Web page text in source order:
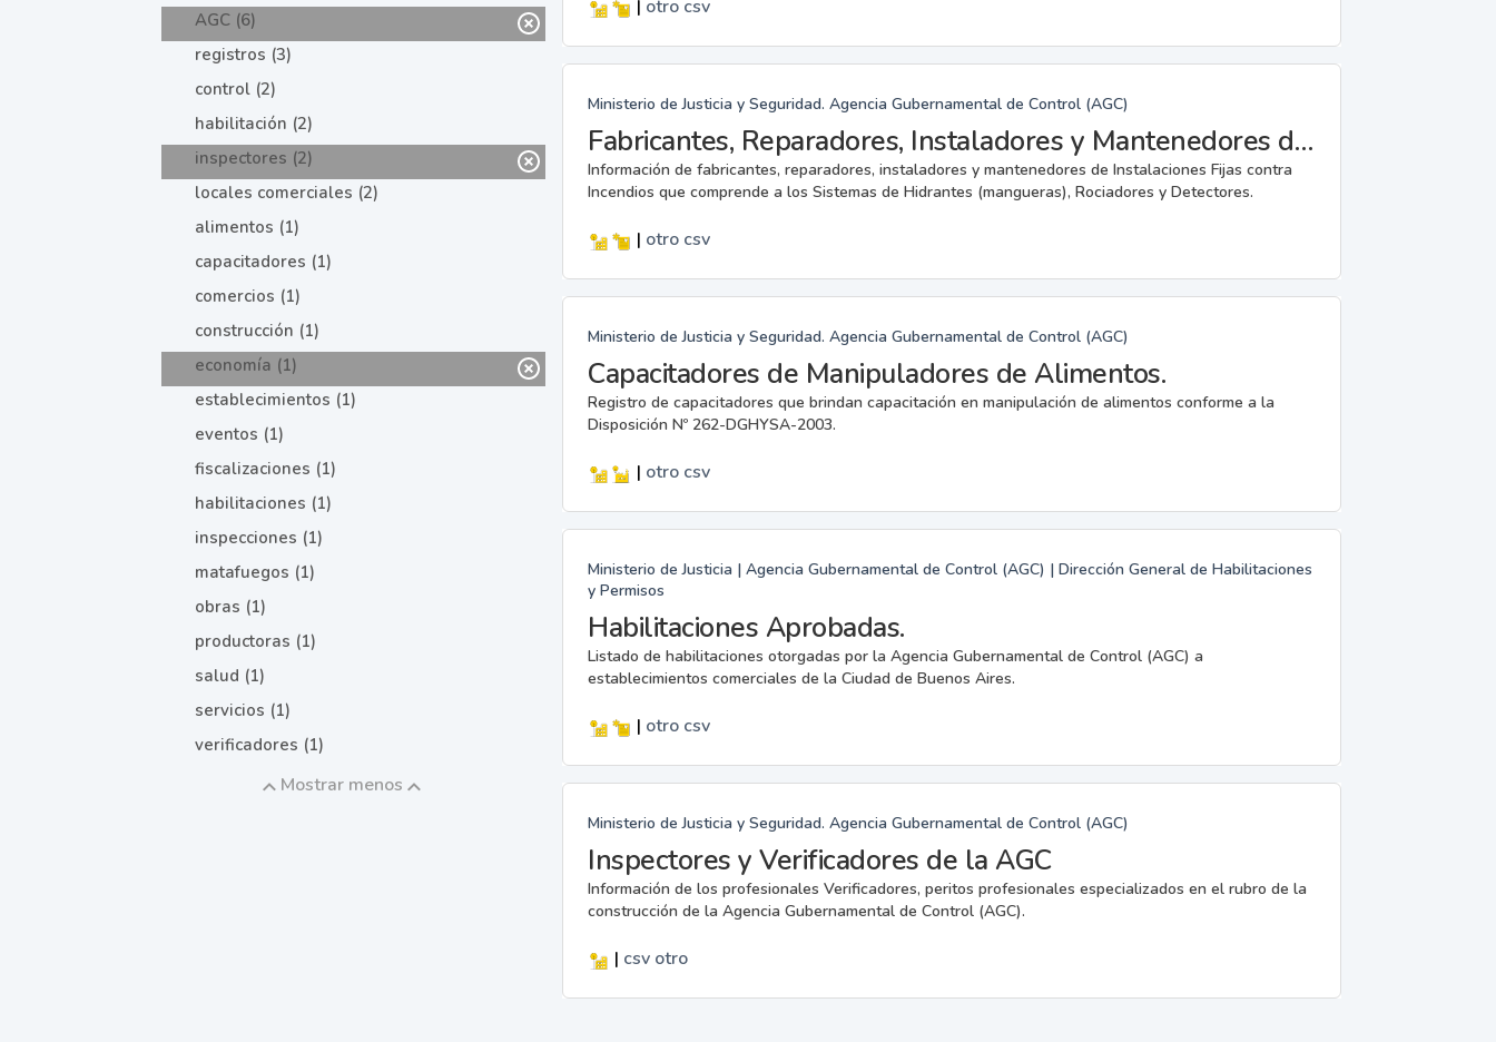
AGC (6)
registros (3)
control (2)
habilitación (2)
inspectores (2)
locales comerciales (2)
alimentos (1)
capacitadores (1)
comercios (1)
construcción (1)
economía (1)
establecimientos (1)
eventos (1)
fiscalizaciones (1)
habilitaciones (1)
inspecciones (1)
matafuegos (1)
obras (1)
productoras (1)
salud (1)
servicios (1)
verificadores (1)
Mostrar menos
| otro csv
Ministerio de Justicia y Seguridad. Agencia Gubernamental de Control (AGC)
Fabricantes, Reparadores, Instaladores y Mantenedores de Instalaciones Fijas contra Incendios.
Información de fabricantes, reparadores, instaladores y mantenedores de Instalaciones Fijas contra
Incendios que comprende a los Sistemas de Hidrantes (mangueras), Rociadores y Detectores.
| otro csv
Ministerio de Justicia y Seguridad. Agencia Gubernamental de Control (AGC)
Capacitadores de Manipuladores de Alimentos.
Registro de capacitadores que brindan capacitación en manipulación de alimentos conforme a la
Disposición Nº 262-DGHYSA-2003.
| otro csv
Ministerio de Justicia | Agencia Gubernamental de Control (AGC) | Dirección General de Habilitaciones
y Permisos
Habilitaciones Aprobadas.
Listado de habilitaciones otorgadas por la Agencia Gubernamental de Control (AGC) a
establecimientos comerciales de la Ciudad de Buenos Aires.
| otro csv
Ministerio de Justicia y Seguridad. Agencia Gubernamental de Control (AGC)
Inspectores y Verificadores de la AGC
Información de los profesionales Verificadores, peritos profesionales especializados en el rubro de la
construcción de la Agencia Gubernamental de Control (AGC).
| csv otro